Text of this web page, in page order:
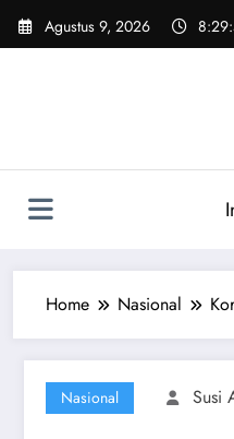
Skip
Agustus 9, 2026
Home Nasional
Nasional Susi